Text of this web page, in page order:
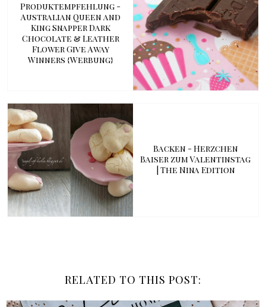
Produktempfehlung -
Australian Queen and
King Snapper Dark
Chocolate & Leather
Flower Give Away
Winners {Werbung}
Backen - Herzchen
Baiser zum Valentinstag
| The Nina Edition
RELATED TO THIS POST: